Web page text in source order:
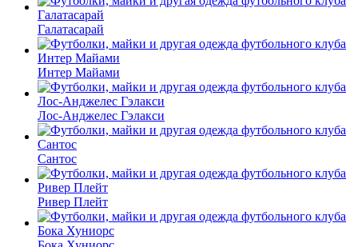
Галатасарай
Интер Майами
Лос-Анджелес Гэлакси
Сантос
Ривер Плейт